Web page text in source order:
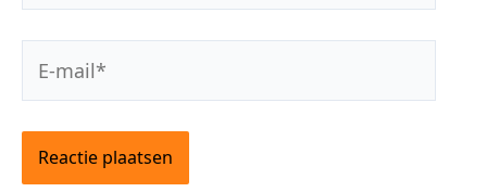
mail*